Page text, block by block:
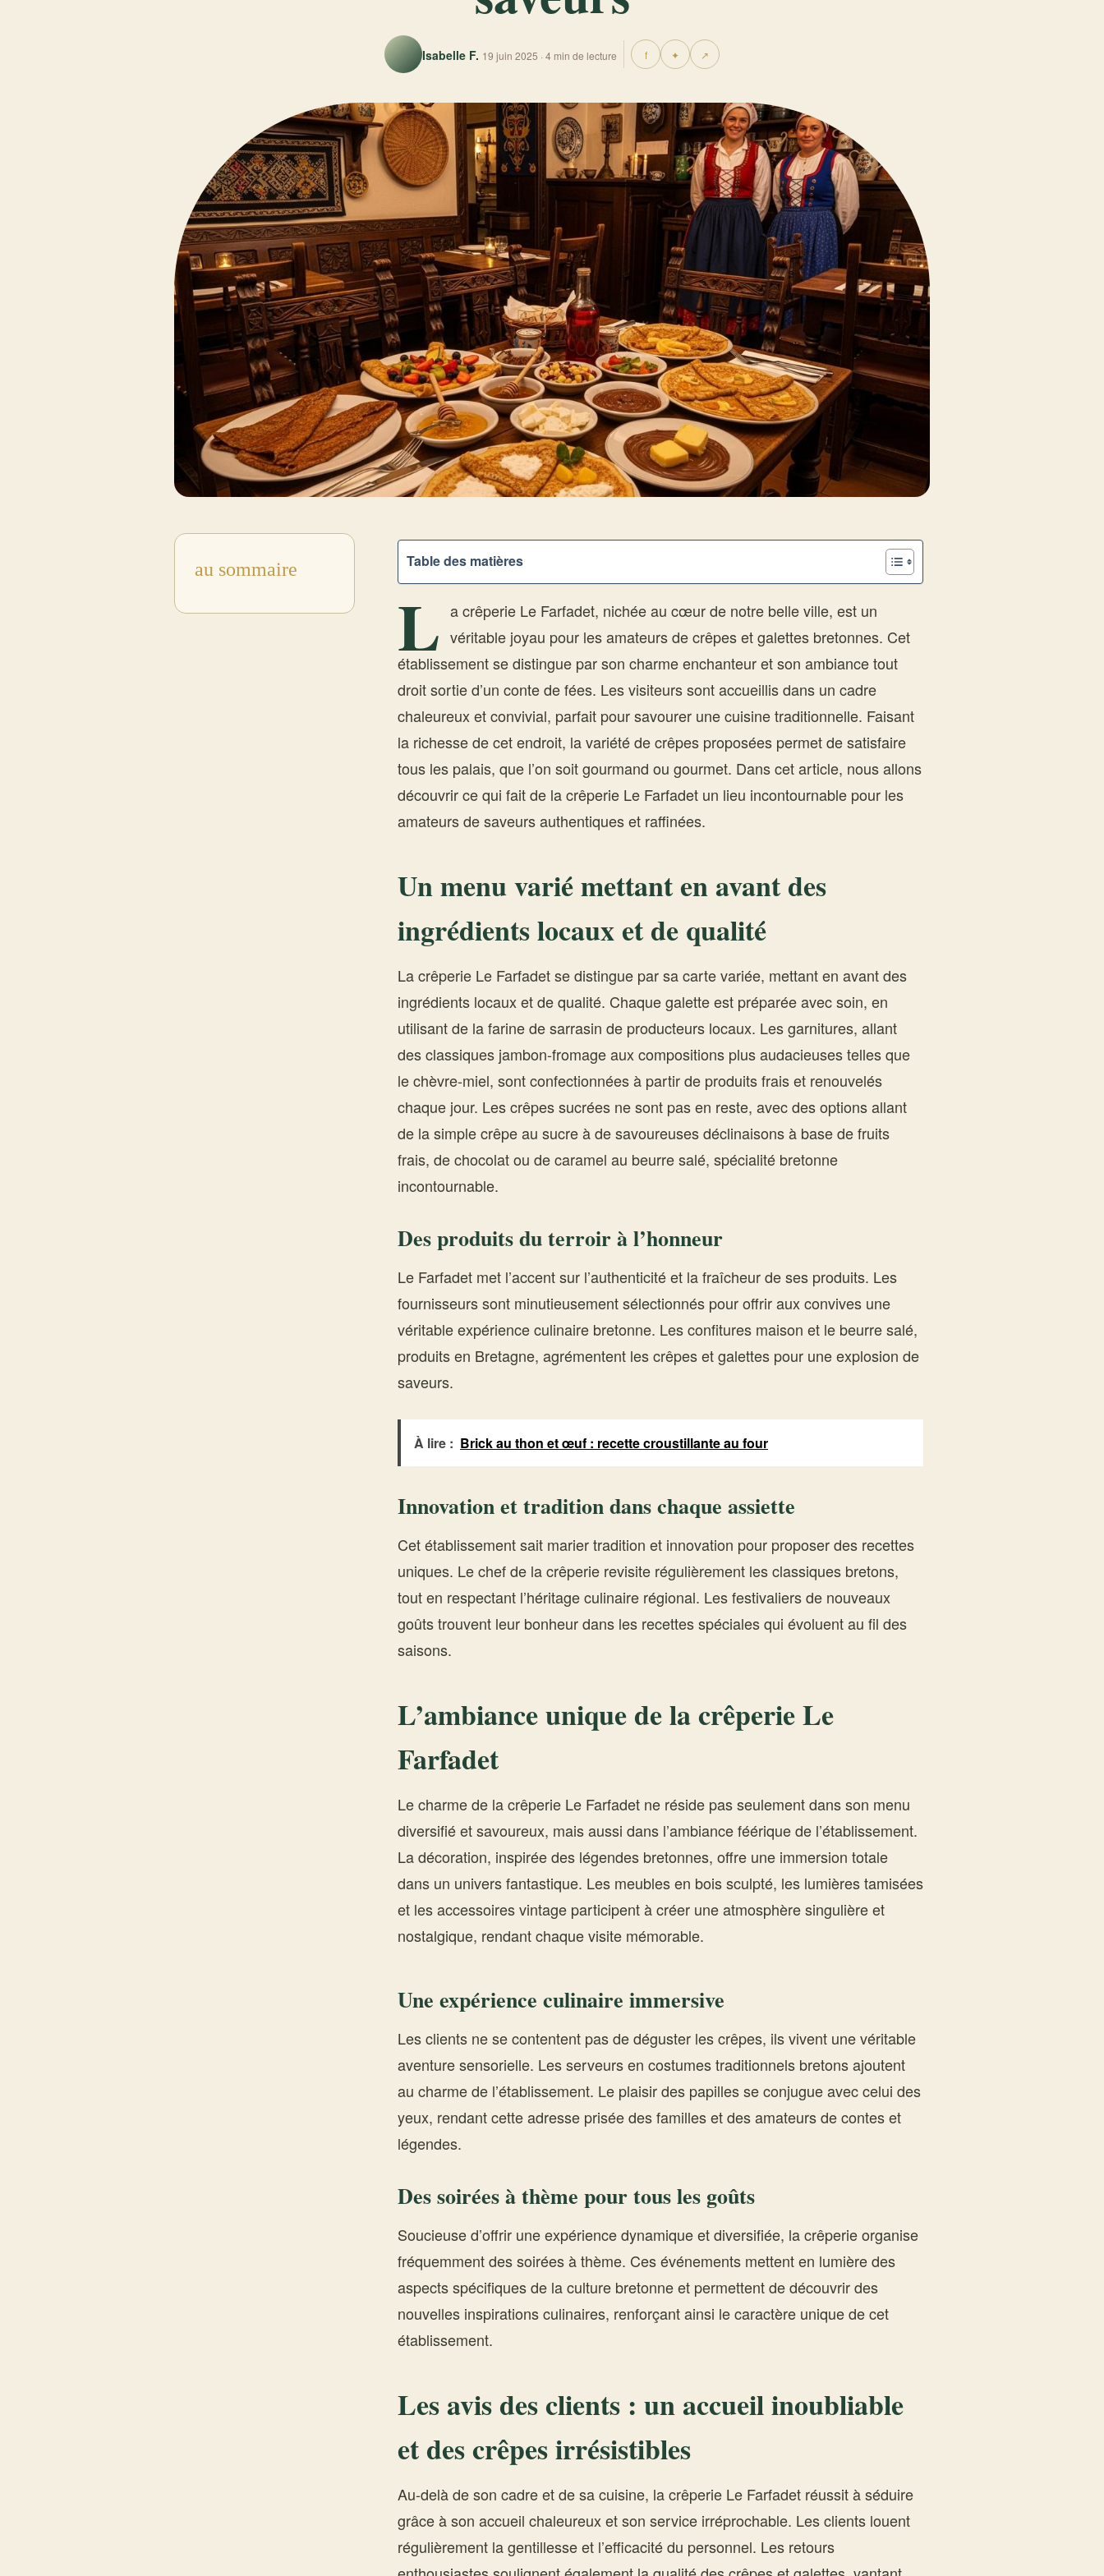
Isabelle F. 19 juin 2025 · 4 min de lecture f ✦ ↗
au sommaire Table des matières
L a crêperie Le Farfadet, nichée au cœur de notre belle ville, est un
véritable joyau pour les amateurs de crêpes et galettes bretonnes. Cet
établissement se distingue par son charme enchanteur et son ambiance tout
droit sortie d’un conte de fées. Les visiteurs sont accueillis dans un cadre
chaleureux et convivial, parfait pour savourer une cuisine traditionnelle. Faisant
la richesse de cet endroit, la variété de crêpes proposées permet de satisfaire
tous les palais, que l’on soit gourmand ou gourmet. Dans cet article, nous allons
découvrir ce qui fait de la crêperie Le Farfadet un lieu incontournable pour les
amateurs de saveurs authentiques et raffinées.
Un menu varié mettant en avant des
ingrédients locaux et de qualité
La crêperie Le Farfadet se distingue par sa carte variée, mettant en avant des
ingrédients locaux et de qualité. Chaque galette est préparée avec soin, en
utilisant de la farine de sarrasin de producteurs locaux. Les garnitures, allant
des classiques jambon-fromage aux compositions plus audacieuses telles que
le chèvre-miel, sont confectionnées à partir de produits frais et renouvelés
chaque jour. Les crêpes sucrées ne sont pas en reste, avec des options allant
de la simple crêpe au sucre à de savoureuses déclinaisons à base de fruits
frais, de chocolat ou de caramel au beurre salé, spécialité bretonne
incontournable.
Des produits du terroir à l’honneur
Le Farfadet met l’accent sur l’authenticité et la fraîcheur de ses produits. Les
fournisseurs sont minutieusement sélectionnés pour offrir aux convives une
véritable expérience culinaire bretonne. Les confitures maison et le beurre salé,
produits en Bretagne, agrémentent les crêpes et galettes pour une explosion de
saveurs.
À lire : Brick au thon et œuf : recette croustillante au four
Innovation et tradition dans chaque assiette
Cet établissement sait marier tradition et innovation pour proposer des recettes
uniques. Le chef de la crêperie revisite régulièrement les classiques bretons,
tout en respectant l’héritage culinaire régional. Les festivaliers de nouveaux
goûts trouvent leur bonheur dans les recettes spéciales qui évoluent au fil des
saisons.
L’ambiance unique de la crêperie Le
Farfadet
Le charme de la crêperie Le Farfadet ne réside pas seulement dans son menu
diversifié et savoureux, mais aussi dans l’ambiance féérique de l’établissement.
La décoration, inspirée des légendes bretonnes, offre une immersion totale
dans un univers fantastique. Les meubles en bois sculpté, les lumières tamisées
et les accessoires vintage participent à créer une atmosphère singulière et
nostalgique, rendant chaque visite mémorable.
Une expérience culinaire immersive
Les clients ne se contentent pas de déguster les crêpes, ils vivent une véritable
aventure sensorielle. Les serveurs en costumes traditionnels bretons ajoutent
au charme de l’établissement. Le plaisir des papilles se conjugue avec celui des
yeux, rendant cette adresse prisée des familles et des amateurs de contes et
légendes.
Des soirées à thème pour tous les goûts
Soucieuse d’offrir une expérience dynamique et diversifiée, la crêperie organise
fréquemment des soirées à thème. Ces événements mettent en lumière des
aspects spécifiques de la culture bretonne et permettent de découvrir des
nouvelles inspirations culinaires, renforçant ainsi le caractère unique de cet
établissement.
Les avis des clients : un accueil inoubliable
et des crêpes irrésistibles
Au-delà de son cadre et de sa cuisine, la crêperie Le Farfadet réussit à séduire
grâce à son accueil chaleureux et son service irréprochable. Les clients louent
régulièrement la gentillesse et l’efficacité du personnel. Les retours